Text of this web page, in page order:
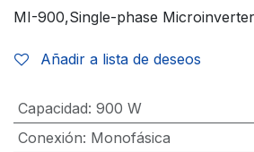
MI-900,Single-phase
Añadir a lista de deseos
Capacidad: 900 W
Conexión: Monofásica